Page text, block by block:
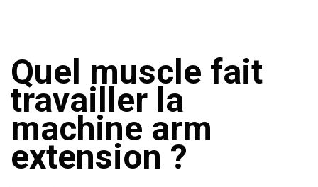
Quel muscle fait
travailler la
machine arm
extension ?